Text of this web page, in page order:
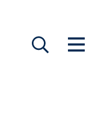
Suche
Show